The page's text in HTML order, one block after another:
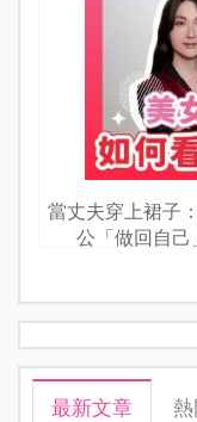
當丈夫穿上裙子
公「做回自己
最新文章